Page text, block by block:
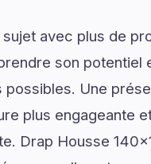
sujet avec plus de
son potentiel
possibles. Une
plus engageante
Drap Housse